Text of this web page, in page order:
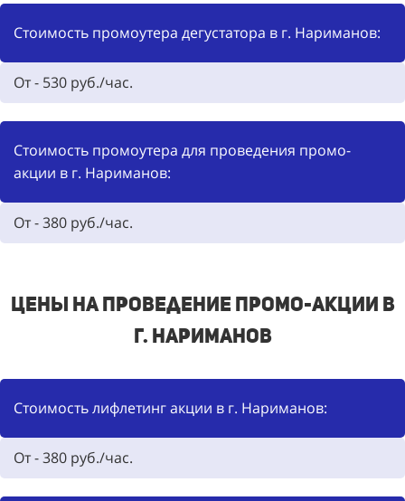
Стоимость промоутера дегустатора в г. Нариманов:
От - 530 руб./час.
Стоимость промоутера для проведения промо-
акции в г. Нариманов:
От -380 руб./час.
Цены на проведение промо-акции в
г. Нариманов
Стоимость лифлетинг акции в г. Нариманов:
От - 380 руб./час.